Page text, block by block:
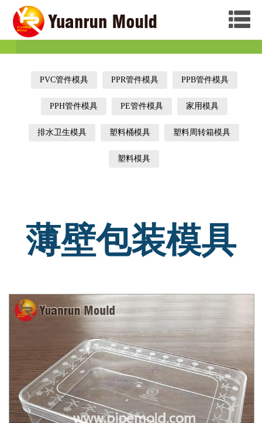
PVC管件模具 PPR管件模具 PPB管件模具
PPH管件模具 PE管件模具 家用模具
排水卫生模具 塑料桶模具 塑料周转箱模具
塑料模具
薄壁包装模具